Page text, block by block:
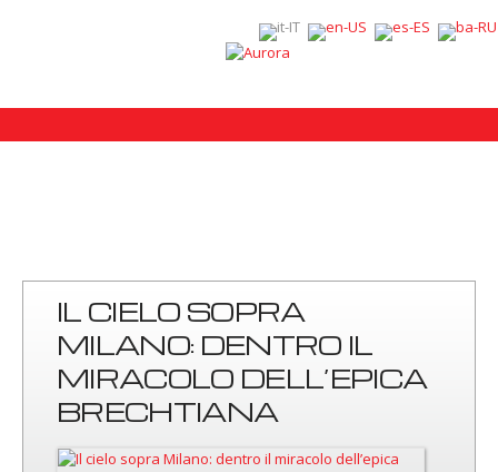
IL CIELO SOPRA
MILANO: DENTRO IL
MIRACOLO DELL’EPICA
BRECHTIANA